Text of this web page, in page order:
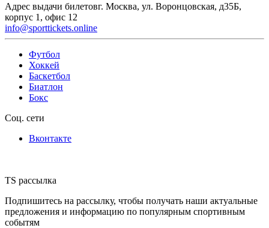
Адрес выдачи билетовг. Москва, ул. Воронцовская, д35Б,
корпус 1, офис 12
info@sporttickets.online
Футбол
Хоккей
Баскетбол
Биатлон
Бокс
Соц. сети
Вконтакте
TS рассылка
Подпишитесь на рассылку, чтобы получать наши актуальные
предложения и информацию по популярным спортивным
событям